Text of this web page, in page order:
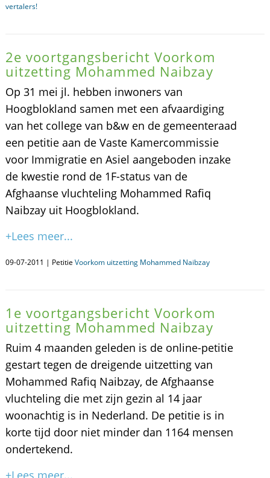
vertalers!
2e voortgangsbericht Voorkom
uitzetting Mohammed Naibzay
Op 31 mei jl. hebben inwoners van
Hoogblokland samen met een afvaardiging
van het college van b&w en de gemeenteraad
een petitie aan de Vaste Kamercommissie
voor Immigratie en Asiel aangeboden inzake
de kwestie rond de 1F-status van de
Afghaanse vluchteling Mohammed Rafiq
Naibzay uit Hoogblokland.
+Lees meer...
09-07-2011 | Petitie Voorkom uitzetting Mohammed Naibzay
1e voortgangsbericht Voorkom
uitzetting Mohammed Naibzay
Ruim 4 maanden geleden is de online-petitie
gestart tegen de dreigende uitzetting van
Mohammed Rafiq Naibzay, de Afghaanse
vluchteling die met zijn gezin al 14 jaar
woonachtig is in Nederland. De petitie is in
korte tijd door niet minder dan 1164 mensen
ondertekend.
+Lees meer...